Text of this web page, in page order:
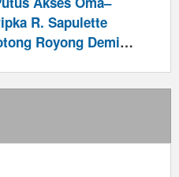
R. Sapulette
Royong Demi